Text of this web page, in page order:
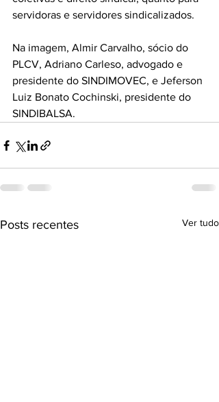
servidoras e servidores sindicalizados.
Na imagem, Almir Carvalho, sócio do
PLCV, Adriano Carleso, advogado e
presidente do SINDIMOVEC, e Jeferson
Luiz Bonato Cochinski, presidente do
SINDIBALSA.
Posts recentes Ver tudo